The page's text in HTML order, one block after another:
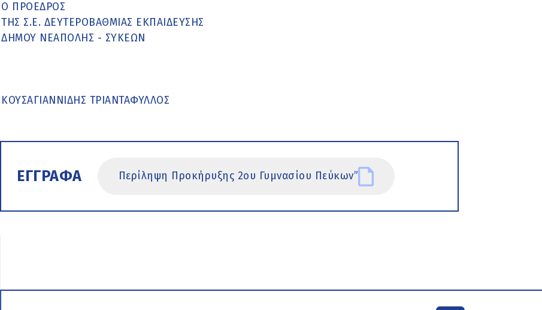
Ο ΠΡΟΕΔΡΟΣ
ΤΗΣ Σ.Ε. ΔΕΥΤΕΡΟΒΑΘΜΙΑΣ ΕΚΠΑΙΔΕΥΣΗΣ
ΔΗΜΟΥ ΝΕΑΠΟΛΗΣ - ΣΥΚΕΩΝ
ΚΟΥΣΑΓΙΑΝΝΙΔΗΣ ΤΡΙΑΝΤΑΦΥΛΛΟΣ
ΕΓΓΡΑΦΑ Περίληψη Προκήρυξης 2ου Γυμνασίου Πεύκων”